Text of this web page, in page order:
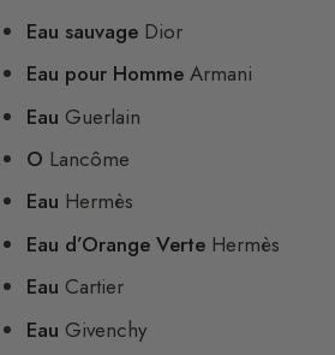
Eau sauvage Dior
Eau pour Homme Armani
Eau Guerlain
O Lancôme
Eau Hermès
Eau d’Orange Verte Hermès
Eau Cartier
Eau Givenchy